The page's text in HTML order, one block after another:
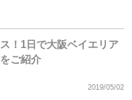
！1日で大阪ベイエリア
ご紹介
2019/05/02